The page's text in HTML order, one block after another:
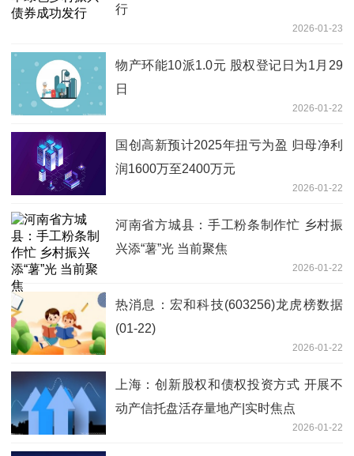
行
2026-01-23
物产环能10派1.0元 股权登记日为1月29
日
2026-01-22
国创高新预计2025年扭亏为盈 归母净利
润1600万至2400万元
2026-01-22
河南省方城县：手工粉条制作忙 乡村振
兴添“薯”光 当前聚焦
2026-01-22
热消息：宏和科技(603256)龙虎榜数据
(01-22)
2026-01-22
上海：创新股权和债权投资方式 开展不
动产信托盘活存量地产|实时焦点
2026-01-22